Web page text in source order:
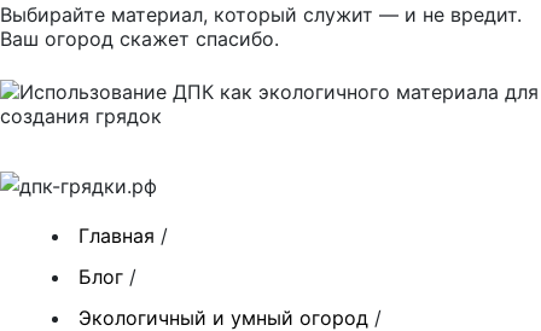
Выбирайте материал, который служит — и не вредит.
Ваш огород скажет спасибо.
Главная /
Блог /
Экологичный и умный огород /